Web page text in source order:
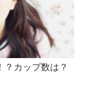
カップ数は？